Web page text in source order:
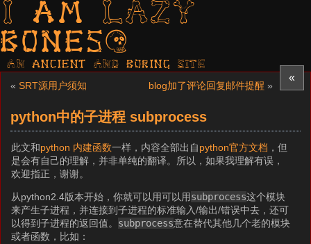
I am LAZY
bones?
AN ancient AND boring SITE
«
« SRT源用户须知 blog加了评论回复邮件提醒 »
python中的子进程 subprocess
此文和python 内建函数一样，内容全部出自python官方文档 ，但
是会有自己的理解，并非单纯的翻译。所以，如果我理解有误，
欢迎指正，谢谢。
从python2.4版本开始，你就可以用可以用subprocess这个模块
来产生子进程，并连接到子进程的标准输入/输出/错误中去，还可
以得到子进程的返回值。 subprocess意在替代其他几个老的模块
或者函数，比如：